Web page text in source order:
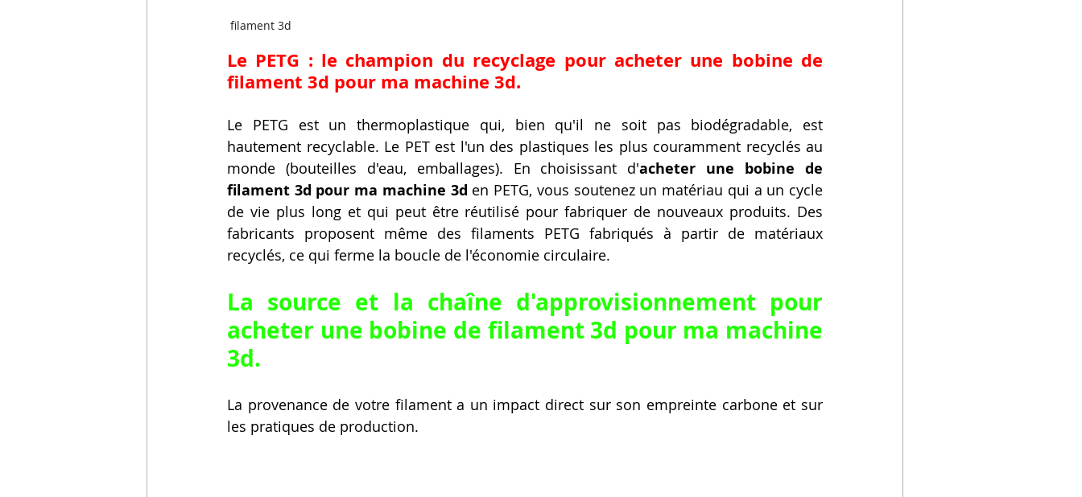
filament 3d
Le PETG : le champion du recyclage pour acheter une bobine de
filament 3d pour ma machine 3d.
Le PETG est un thermoplastique qui, bien qu'il ne soit pas biodégradable, est
hautement recyclable. Le PET est l'un des plastiques les plus couramment recyclés au
monde (bouteilles d'eau, emballages). En choisissant d'acheter une bobine de
filament 3d pour ma machine 3d en PETG, vous soutenez un matériau qui a un cycle
de vie plus long et qui peut être réutilisé pour fabriquer de nouveaux produits. Des
fabricants proposent même des filaments PETG fabriqués à partir de matériaux
recyclés, ce qui ferme la boucle de l'économie circulaire.
La source et la chaîne d'approvisionnement pour
acheter une bobine de filament 3d pour ma machine
3d.
La provenance de votre filament a un impact direct sur son empreinte carbone et sur
les pratiques de production.